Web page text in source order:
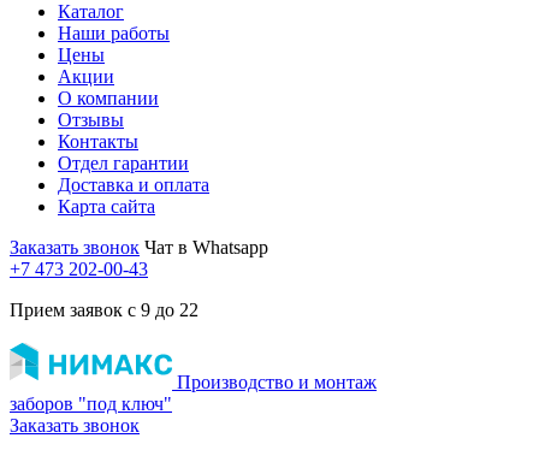
Каталог
Наши работы
Цены
Акции
О компании
Отзывы
Контакты
Отдел гарантии
Доставка и оплата
Карта сайта
Заказать звонок Чат в Whatsapp
+7 473 202-00-43
Прием заявок с 9 до 22
Производство и монтаж
заборов "под ключ"
Заказать звонок